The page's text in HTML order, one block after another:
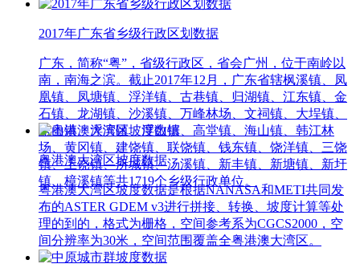
2017年广东省乡级行政区划数据
广东，简称“粤”，省级行政区，省会广州，位于南岭以
南，南海之滨。截止2017年12月，广东省辖枫溪镇、凤
凰镇、凤塘镇、浮洋镇、古巷镇、归湖镇、江东镇、金
石镇、龙湖镇、沙溪镇、万峰林场、文祠镇、大埕镇、
东山镇、浮滨镇、浮山镇、高堂镇、海山镇、韩江林
场、黄冈镇、建饶镇、联饶镇、钱东镇、饶洋镇、三饶
镇、上饶镇、所城镇、汤溪镇、新丰镇、新塘镇、新圩
镇、樟溪镇等共1719个乡级行政单位。
粤港澳大湾区坡度数据
粤港澳大湾区坡度数据是根据NANASA和METI共同发
布的ASTER GDEM v3进行拼接、转换、坡度计算等处
理的到的，格式为栅格，空间参考系为CGCS2000，空
间分辨率为30米，空间范围覆盖全粤港澳大湾区。